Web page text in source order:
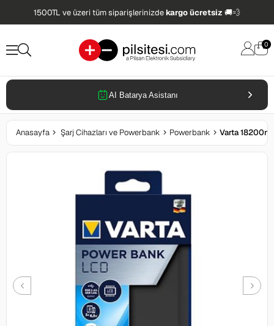
1500TL ve üzeri tüm siparişlerinizdekargo ücretsiz 🚚💨
0
AI Batarya Asistanı
Anasayfa Şarj Cihazları ve Powerbank Powerbank Varta